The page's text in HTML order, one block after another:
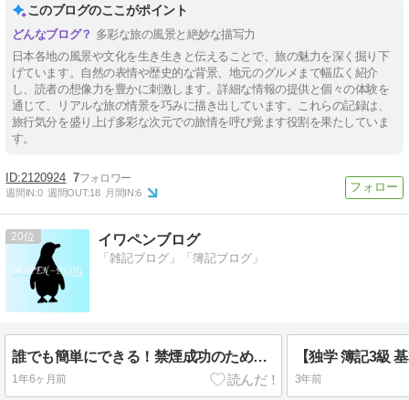
このブログのここがポイント
多彩な旅の風景と絶妙な描写力
日本各地の風景や文化を生き生きと伝えることで、旅の魅力を深く掘り下
げています。自然の表情や歴史的な背景、地元のグルメまで幅広く紹介
し、読者の想像力を豊かに刺激します。詳細な情報の提供と個々の体験を
通じて、リアルな旅の情景を巧みに描き出しています。これらの記録は、
旅行気分を盛り上げ多彩な次元での旅情を呼び覚ます役割を果たしていま
す。
2120924 7
週間IN:0 週間OUT:18 月間IN:6
20 イワペンブログ
「雑記ブログ」「簿記ブログ」
誰でも簡単にできる！禁煙成功のために必要なこと３選
1年6ヶ月前 3年前